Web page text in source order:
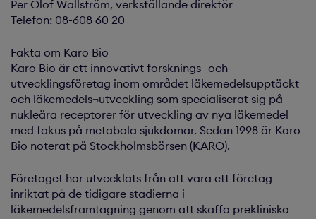
Per Olof Wallström, verkställande direktör
Telefon: 08-608 60 20
Fakta om Karo Bio
Karo Bio är ett innovativt forsknings- och
utvecklingsföretag inom området läkemedelsupptäckt
och läkemedels¬utveckling som specialiserat sig på
nukleära receptorer för utveckling av nya läkemedel
med fokus på metabola sjukdomar. Sedan 1998 är Karo
Bio noterat på Stockholmsbörsen (KARO).
Företaget har utvecklats från att vara ett företag
inriktat på de tidigare stadierna i
läkemedelsframtagning genom att skaffa prekliniska